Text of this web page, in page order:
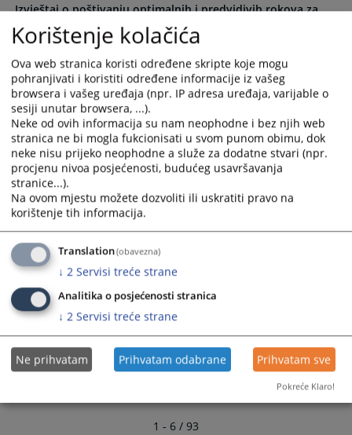
mark
key
to
get
the
keyboard
shortcuts
for
changing
dates.
mark
get
the
keyboard
shortcuts
for
changing
dates.
27.01.2026.
Izvještaj o poštivanju optimalnih i predvidivih rokova za
2025. godinu
16.01.2026.
Pravilnik o zaštiti ličnih podataka
29.12.2025.
Odluka o rasporedu rada sudija u Vrhovnom sudu
Republike Srpske za 2026. godinu
1 - 6 / 93
Korištenje kolačića
Ova web stranica koristi određene skripte koje mogu
pohranjivati i koristiti određene informacije iz vašeg
browsera i vašeg uređaja (npr. IP adresa uređaja, varijable o
sesiji unutar browsera, ...).
Neke od ovih informacija su nam neophodne i bez njih web
stranica ne bi mogla fukcionisati u svom punom obimu, dok
neke nisu prijeko neophodne a služe za dodatne stvari (npr.
procjenu nivoa posjećenosti, budućeg usavršavanja
stranice...).
Na ovom mjestu možete dozvoliti ili uskratiti pravo na
korištenje tih informacija.
Translation(obavezna)
↓ 2 Servisi treće strane
Analitika o posjećenosti stranica
↓ 2 Servisi treće strane
Ne prihvatam Prihvatam odabrane Prihvatam sve
Pokreće Klaro!